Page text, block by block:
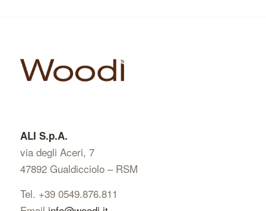
ALI S.p.A.
via degli Aceri, 7
47892 Gualdicciolo – RSM
Tel. +39 0549.876.811